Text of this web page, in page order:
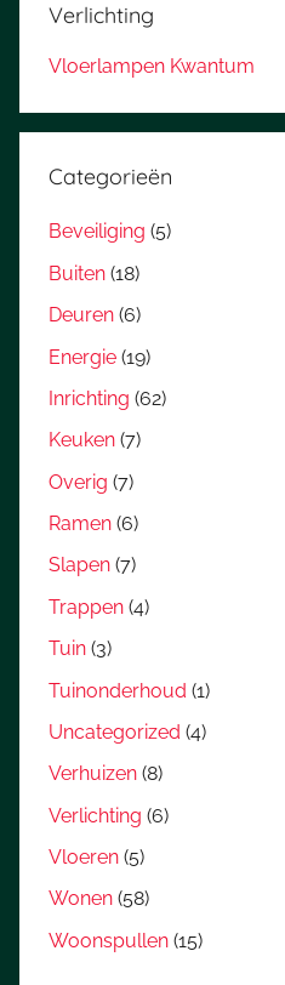
Verlichting
Vloerlampen Kwantum
Categorieën
Beveiliging (5)
Buiten (18)
Deuren (6)
Energie (19)
Inrichting (62)
Keuken (7)
Overig (7)
Ramen (6)
Slapen (7)
Trappen (4)
Tuin (3)
Tuinonderhoud (1)
Uncategorized (4)
Verhuizen (8)
Verlichting (6)
Vloeren (5)
Wonen (58)
Woonspullen (15)